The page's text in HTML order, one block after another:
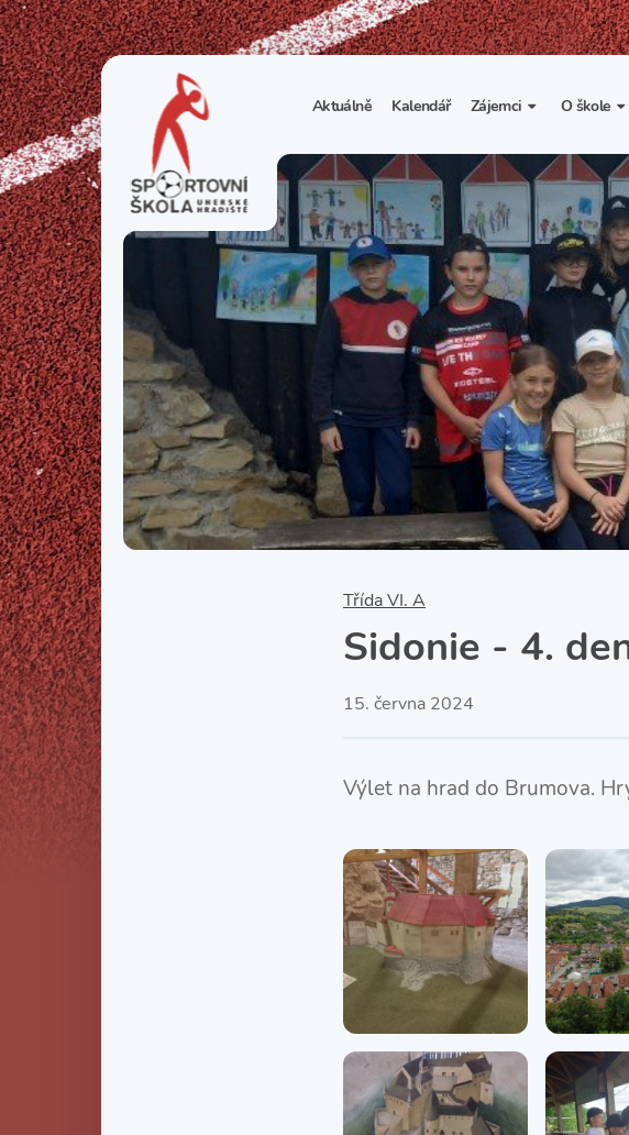
Aktuálně Kalendář Zájemci
1. třída
Sportovní třídy
Nesportovní třídy
O škole
Výuka
Školní
Školní
SRPŠ
přátel
Třída VI. A
Sidonie - 4.
15. června 2024
Výlet na hrad do Brumova.